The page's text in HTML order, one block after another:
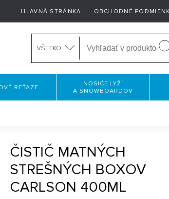
HLAVNÁ STRÁNKA OBCHODNÉ
VŠETKO
REŤAZE
NOSIČE LYŽÍ
A SNOWBOARDOV
ČISTIČ MATNÝCH
STREŠNÝCH BOXOV
CARLSON 400ML